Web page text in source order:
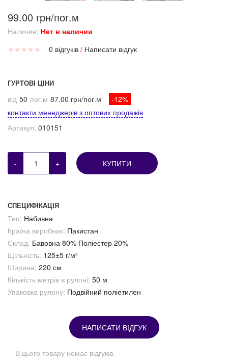
99.00 грн/пог.м
Наличие: Нет в наличии
★ ★ ★ ★ ★ 0 відгуків / Написати відгук
ГУРТОВІ ЦІНИ
від 50 пог.м 87.00 грн/пог.м
-12%
контакти менеджерів з оптових продажів
Артикул: 010151
- + КУПИТИ
СПЕЦИФІКАЦІЯ
Тип: Набивна
Країна виробник: Пакистан
Склад: Бавовна 80% Поліестер 20%
Щільність: 125±5 г/м²
Ширина: 220 см
Кількість метрів в рулоні: 50 м
Упаковка рулону: Подвійний поліетилен
НАПИСАТИ ВІДГУК
В цього товару немає відгуків.